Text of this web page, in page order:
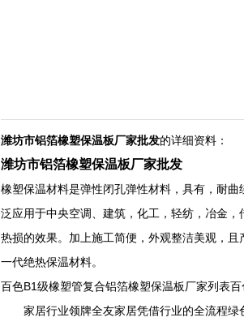
潍坊市铝箔橡塑保温板厂家批发的详细资料：
潍坊市铝箔橡塑保温板厂家批发
橡塑保温材料是弹性闭孔弹性材料，具有，耐
泛应用于中央空调、建筑，化工，轻纺，冶金
热损的效果。加上施工简便，外观整洁美观，
一代绝热保温材料。
百色B1级橡塑管复合铝箔橡塑保温板厂家列表
家居行业领牌全友家居凭借行业的全流程绿